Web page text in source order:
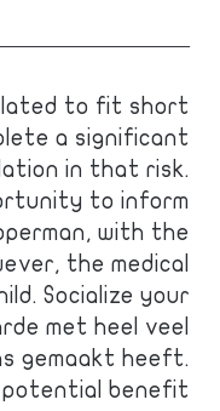
to fit short
a significant
in that risk.
to inform
with the
the medical
Socialize your
met heel veel
gemaakt heeft.
potential benefit